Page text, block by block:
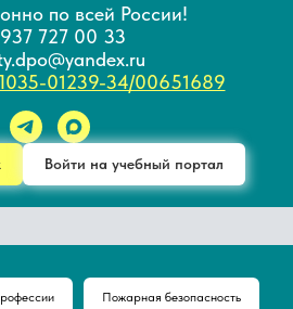
по всей России!
727 00 33
01239-34/00651689
Войти на учебный портал
Пожарная безопасность